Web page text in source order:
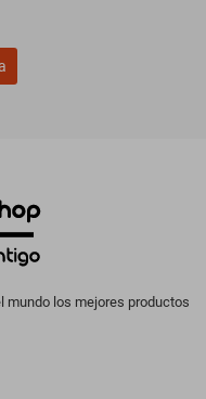
mundo los mejores productos